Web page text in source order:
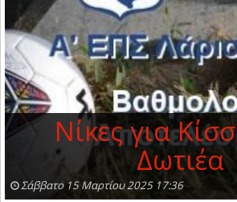
Νίκες για
Δωτιέα
Σάββατο 15 Μαρτίου 2025 17:36